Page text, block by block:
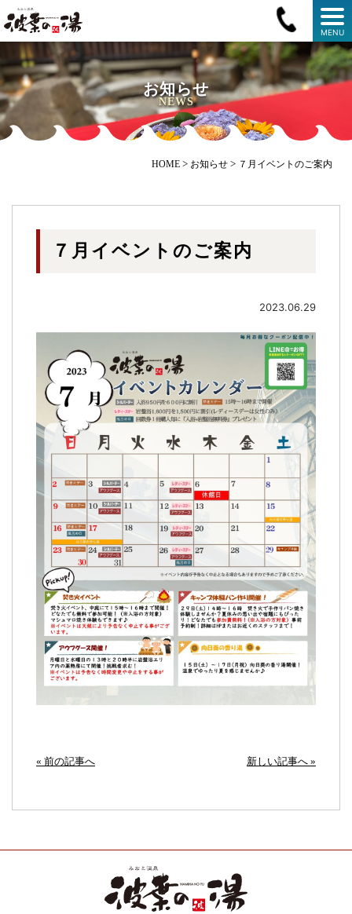
MENU
お知らせ
NEWS
HOME > お知らせ > ７月イベントのご案内
７月イベントのご案内
2023.06.29
« 前の記事へ 新しい記事へ »